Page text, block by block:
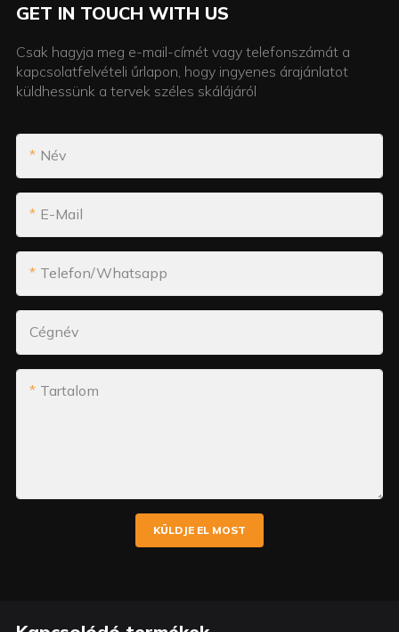
GET IN TOUCH WITH US
Csak hagyja meg e-mail-címét vagy telefonszámát a
kapcsolatfelvételi űrlapon, hogy ingyenes árajánlatot
küldhessünk a tervek széles skálájáról
Név
E-Mail
Telefon/whatsapp
Cégnév
Tartalom
KÜLDJE EL MOST